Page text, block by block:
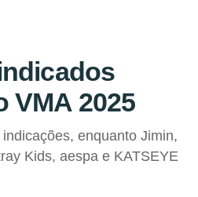
VMA 2025
enquanto Jimin,
Kids, aespa e KATSEYE